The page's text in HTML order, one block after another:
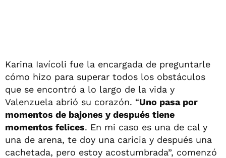
Karina Iavícoli fue la encargada de preguntarle
cómo hizo para superar todos los obstáculos
que se encontró a lo largo de la vida y
Valenzuela abrió su corazón. “Uno pasa por
momentos de bajones y después tiene
momentos felices. En mi caso es una de cal y
una de arena, te doy una caricia y después una
cachetada, pero estoy acostumbrada”, comenzó